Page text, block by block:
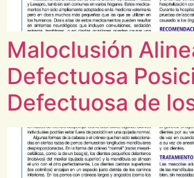
Maloclusión
Defectuosa
Defectuosa de